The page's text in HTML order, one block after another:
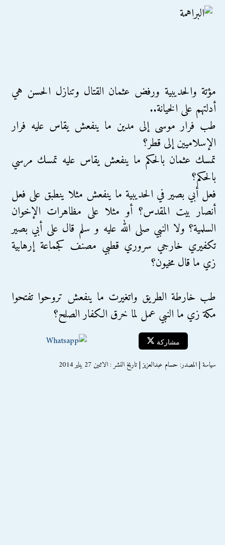
مؤتة والحديبية ورفض عثمان القتال وتنازل الحسن هي
أدلتهم على الخيانة..
طب فرار موسى إلى مدين ما ينفعش يقاس عليه فرار
الإسلاميين إلى قطر؟
تمسك عثمان بالحكم ما ينفعش يقاس عليه تمسك مرسي
بالحكم؟
فعل أبي بصير في الحديبية ما ينفعش مثلا ينطبق على فعل
أنصار بيت المقدس؟ أو مثلا على مظاهرات الإخوان
السلمية؟ ولا النبي صلى الله عليه و سلم قال على أبي بصير
تكفيري خارجي سروري قطبي مصنف كجماعة إرهابية
زي ما قال مخيون؟
طب خارطة الطريق واتغيرت ما ينفعش تروحوا تفتحوا
مكة زي ما النبي عمل لما خرق الكفار الصلح؟
مشاركة
سياسة | المصدر: حسام عبدالعزيز | تاريخ النشر : الاثنين 27 يناير 2014